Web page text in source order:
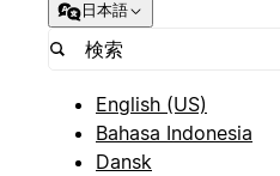
日本語
English (US)
Bahasa Indonesia
Dansk